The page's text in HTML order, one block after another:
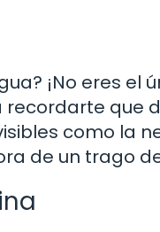
¡No eres el
que
como la
de un trago